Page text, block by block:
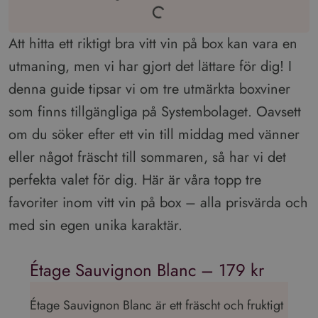
Att hitta ett riktigt bra vitt vin på box kan vara en
utmaning, men vi har gjort det lättare för dig! I
denna guide tipsar vi om tre utmärkta boxviner
som finns tillgängliga på Systembolaget. Oavsett
om du söker efter ett vin till middag med vänner
eller något fräscht till sommaren, så har vi det
perfekta valet för dig. Här är våra topp tre
favoriter inom vitt vin på box – alla prisvärda och
med sin egen unika karaktär.
Étage Sauvignon Blanc – 179 kr
Étage Sauvignon Blanc är ett fräscht och fruktigt